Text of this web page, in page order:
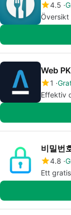
4.5
Översikt
Web
1
Effektiv
비밀번
4.8
Ett